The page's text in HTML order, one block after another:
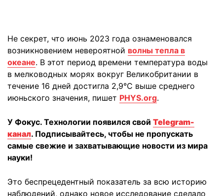
Не секрет, что июнь 2023 года ознаменовался
возникновением невероятной волны тепла в
океане. В этот период времени температура воды
в мелководных морях вокруг Великобритании в
течение 16 дней достигла 2,9°C выше среднего
июньского значения, пишет PHYS.org.
У Фокус. Технологии появился свой Telegram-
канал. Подписывайтесь, чтобы не пропускать
самые свежие и захватывающие новости из мира
науки!
Это беспрецедентный показатель за всю историю
наблюдений, однако новое исследование сделало